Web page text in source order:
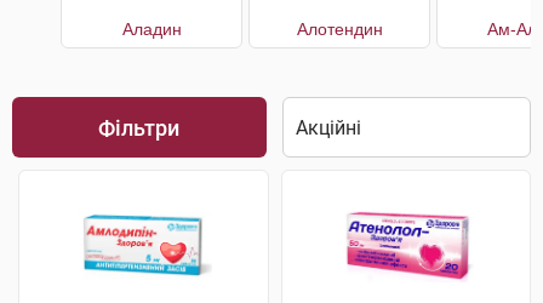
Аладин Алотендин Ам-
Фільтри